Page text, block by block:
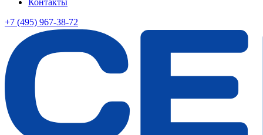
Контакты
+7 (495) 967-38-72